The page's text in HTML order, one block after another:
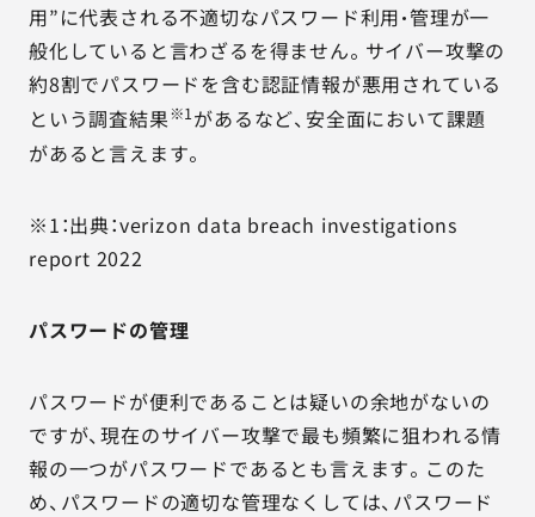
用”に代表される不適切なパスワード利用・管理が一
般化していると言わざるを得ません。サイバー攻撃の
約8割でパスワードを含む認証情報が悪用されている
という調査結果※1があるなど、安全面において課題
があると言えます。
※1：出典：verizon data breach investigations
report 2022
パスワードの管理
パスワードが便利であることは疑いの余地がないの
ですが、現在のサイバー攻撃で最も頻繁に狙われる情
報の一つがパスワードであるとも言えます。このた
め、パスワードの適切な管理なくしては、パスワード